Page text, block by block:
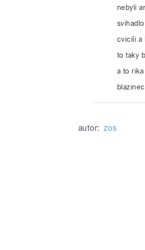
nebyli
cvicili a
to taky
a to
autor: zos